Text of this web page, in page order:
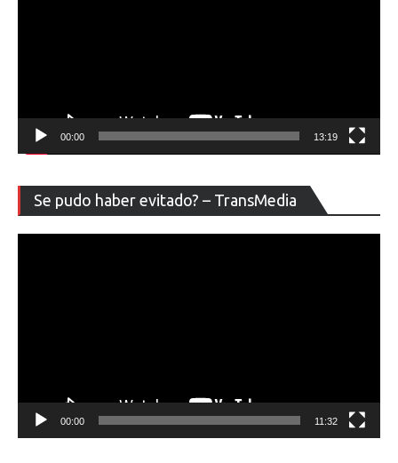
00:00 13:19
Se pudo haber evitado? – TransMedia
de
00:00 11:32